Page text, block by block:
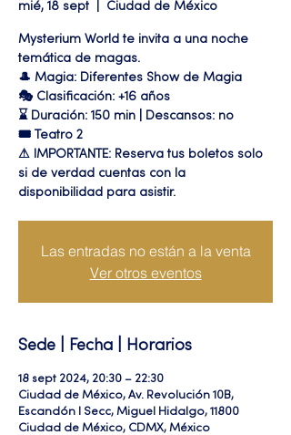
mié, 18 sept Ciudad de México
Mysterium World te invita a una noche
temática de magas.
🎩 Magia: Diferentes Show de Magia
🎭 Clasificación: +16 años
⌛ Duración: 150 min | Descansos: no
🎟 Teatro 2
⚠ IMPORTANTE: Reserva tus boletos solo
si de verdad cuentas con la
disponibilidad para asistir.
Las entradas no están a la venta
Ver otros eventos
Sede | Fecha | Horarios
18 sept 2024, 20:30 – 22:30
Ciudad de México, Av. Revolución 10B,
Escandón I Secc, Miguel Hidalgo, 11800
Ciudad de México, CDMX, México